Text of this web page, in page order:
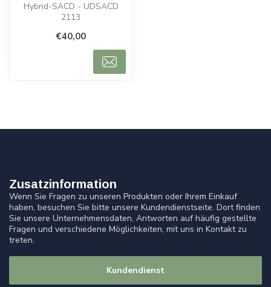
Hybrid-SACD - UDSACD
2113
€40,00
Zusatzinformation
Wenn Sie Fragen zu unseren Produkten oder Ihrem Einkauf
haben, besuchen Sie bitte unsere Kundendienstseite. Dort finden
Sie unsere Unternehmensdaten, Antworten auf häufig gestellte
Fragen und verschiedene Möglichkeiten, mit uns in Kontakt zu
treten.
Kundendienst